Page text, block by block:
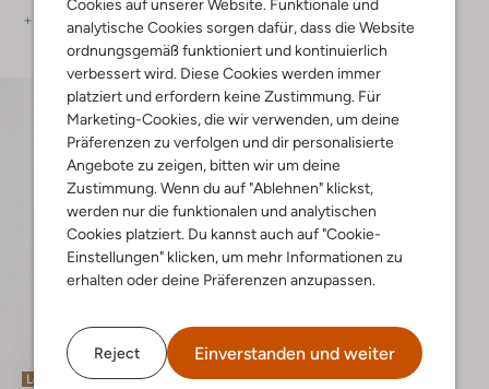
Cookies auf unserer Website. Funktionale und
analytische Cookies sorgen dafür, dass die Website
ordnungsgemäß funktioniert und kontinuierlich
verbessert wird. Diese Cookies werden immer
platziert und erfordern keine Zustimmung. Für
Marketing-Cookies, die wir verwenden, um deine
Präferenzen zu verfolgen und dir personalisierte
Angebote zu zeigen, bitten wir um deine
Zustimmung. Wenn du auf "Ablehnen" klickst,
werden nur die funktionalen und analytischen
Cookies platziert. Du kannst auch auf "Cookie-
Einstellungen" klicken, um mehr Informationen zu
erhalten oder deine Präferenzen anzupassen.
Reject Einverstanden und weiter
+ mehr farben
Letzter Artikel